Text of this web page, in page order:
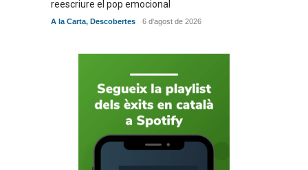
reescriure el pop emocional
A la Carta, Descobertes 6 d'agost de 2026